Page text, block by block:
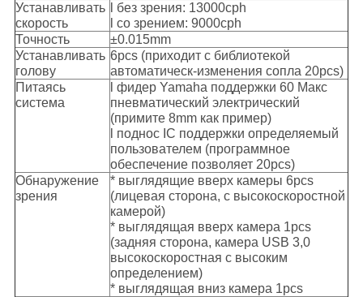
Устанавливать
скорость
l без зрения: 13000cph
l со зрением: 9000cph
Точность
±0.015mm
Устанавливать
голову
6pcs (приходит с библиотекой
автоматическ-изменения сопла 20pcs)
Питаясь
система
l фидер Yamaha поддержки 60 Макс
пневматический электрический
(примите 8mm как пример)
l поднос IC поддержки определяемый
пользователем (программное
обеспечение позволяет 20pcs)
Обнаружение
зрения
* выглядящие вверх камеры 6pcs
(лицевая сторона, с высокоскоростной
камерой)
* выглядящая вверх камера 1pcs
(задняя сторона, камера USB 3,0
высокоскоростная с высоким
определением)
* выглядящая вниз камера 1pcs